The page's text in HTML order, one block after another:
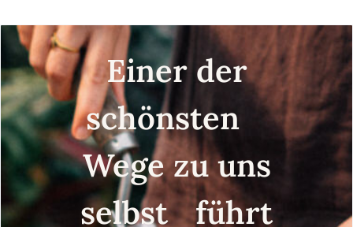
Einer der
schönsten
Wege zu uns
selbst führt